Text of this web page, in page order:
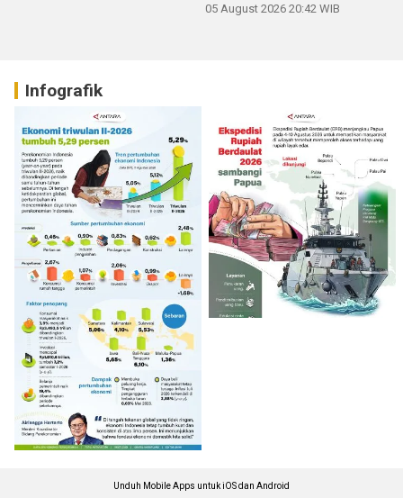
05 August 2026 20:42 WIB
Infografik
Unduh Mobile Apps untuk iOS dan Android